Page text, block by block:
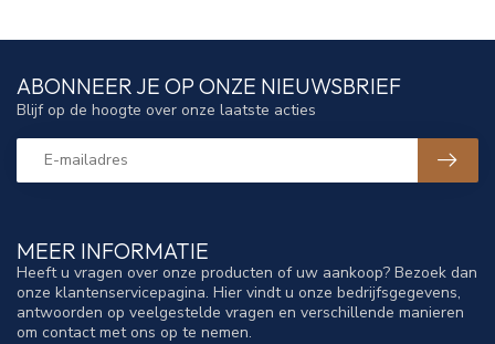
MEER INFORMATIE
Heeft u vragen over onze producten of uw aankoop? Bezoek dan
onze klantenservicepagina. Hier vindt u onze bedrijfsgegevens,
antwoorden op veelgestelde vragen en verschillende manieren
om contact met ons op te nemen.
ABONNEER JE OP ONZE NIEUWSBRIEF
Blijf op de hoogte over onze laatste acties